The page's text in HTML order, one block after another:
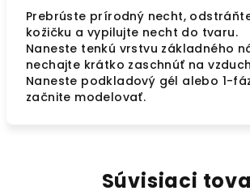
Prebrúste prírodný necht,
kožičku a vypilujte necht do tvaru.
Naneste tenkú vrstvu základného
nechajte krátko zaschnúť na
Naneste podkladový gél alebo 1-
začnite modelovať.
Súvisiaci